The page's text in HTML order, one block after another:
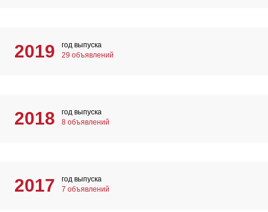
2019
год выпуска
29 объявлений
2018
год выпуска
8 объявлений
2017
год выпуска
7 объявлений